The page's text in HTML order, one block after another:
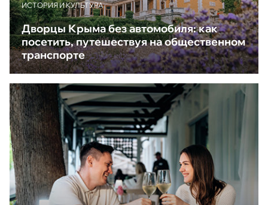
ИСТОРИЯ И КУЛЬТУРА
Дворцы Крыма без автомобиля: как
посетить, путешествуя на общественном
транспорте